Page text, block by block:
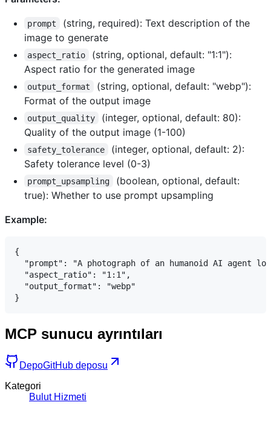
prompt
(string, required): Text description of the
image to generate
aspect_ratio
(string, optional, default: "1:1"):
Aspect ratio for the generated image
output_format
(string, optional, default: "webp"):
Format of the output image
output_quality
(integer, optional, default: 80):
Quality of the output image (1-100)
safety_tolerance
(integer, optional, default: 2):
Safety tolerance level (0-3)
prompt_upsampling
(boolean, optional, default:
true): Whether to use prompt upsampling
Example:
{
"prompt": "A photograph of an humanoid AI agent
  "aspect_ratio": "1:1",
  "output_format": "webp"
MCP sunucu ayrıntıları
DepoGitHub deposu
Kategori
Bulut Hizmeti